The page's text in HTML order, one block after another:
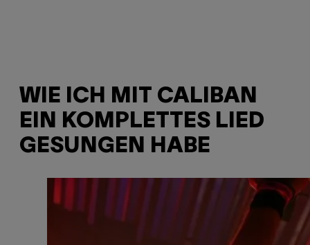
WIE ICH MIT CALIBAN
EIN KOMPLETTES LIED
GESUNGEN HABE